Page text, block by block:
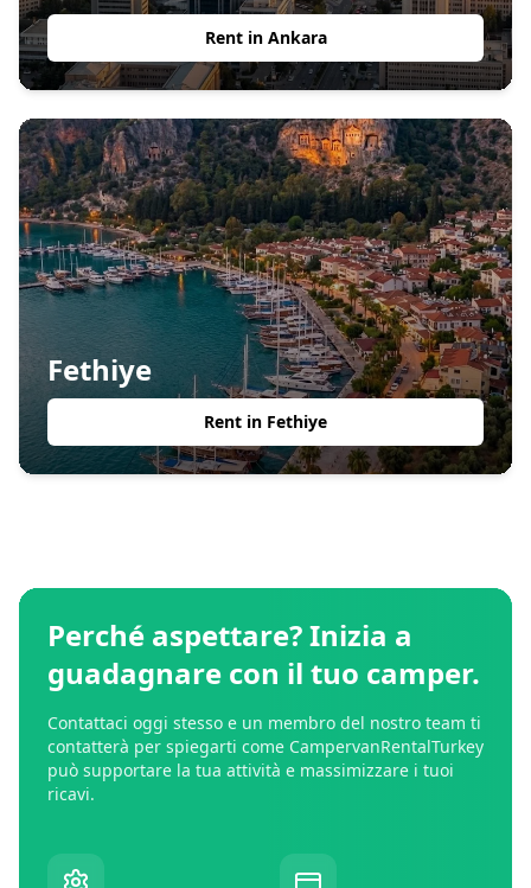
Rent in Ankara
Fethiye
Rent in Fethiye
Perché aspettare? Inizia a
guadagnare con il tuo camper.
Contattaci oggi stesso e un membro del nostro team ti
contatterà per spiegarti come CampervanRentalTurkey
può supportare la tua attività e massimizzare i tuoi
ricavi.